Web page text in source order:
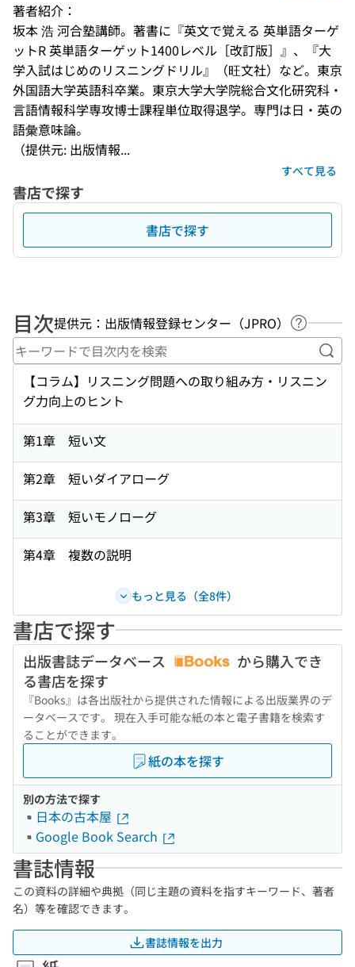
著者紹介：
坂本 浩 河合塾講師。著書に『英文で覚える 英単語ターゲ
ットR 英単語ターゲット1400レベル［改訂版］』、『大
学入試はじめのリスニングドリル』（旺文社）など。東京
外国語大学英語科卒業。東京大学大学院総合文化研究科・
言語情報科学専攻博士課程単位取得退学。専門は日・英の
語彙意味論。
（提供元: 出版情報...
すべて見る
書店で探す
書店で探す
目次提供元：出版情報登録センター（JPRO）
ヘルプペ
キ
【コラム】リスニング問題への取り組み方・リスニン
グ力向上のヒント
第1章 短い文
第2章 短いダイアローグ
第3章 短いモノローグ
第4章 複数の説明
もっと見る（全8件）
書店で探す
出版書誌データベース
から購入でき
る書店を探す
『Books』は各出版社から提供された情報による出版業界のデ
ータベースです。 現在入手可能な紙の本と電子書籍を検索す
ることができます。
紙の本を探す
別の方法で探す
日本の古本屋
Google Book Search
書誌情報
この資料の詳細や典拠（同じ主題の資料を指すキーワード、著者
名）等を確認できます。
書誌情報を出力